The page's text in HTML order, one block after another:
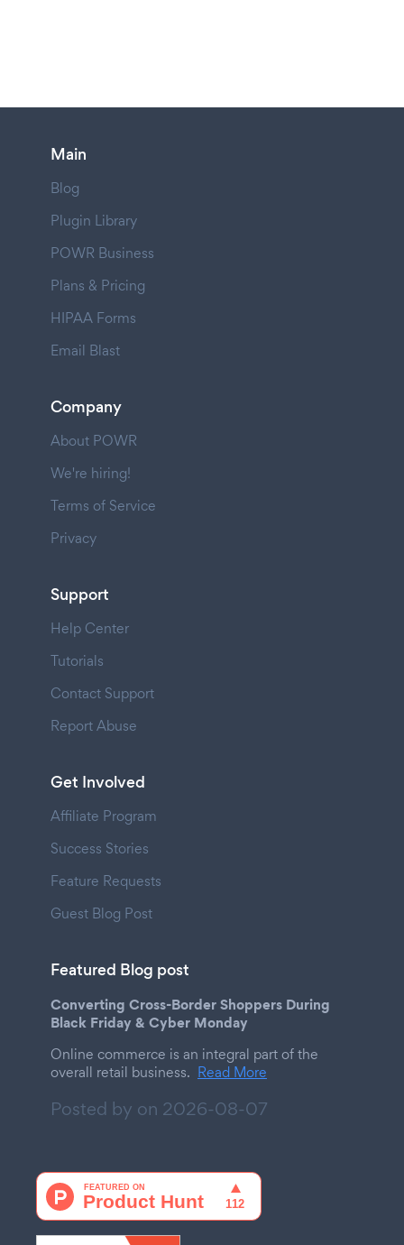
Main
Blog
Plugin Library
POWR Business
Plans & Pricing
HIPAA Forms
Email Blast
Company
About POWR
We're hiring!
Terms of Service
Privacy
Support
Help Center
Tutorials
Contact Support
Report Abuse
Get Involved
Affiliate Program
Success Stories
Feature Requests
Guest Blog Post
Featured Blog post
Converting Cross-Border Shoppers During
Black Friday & Cyber Monday
Online commerce is an integral part of the
overall retail business. Read More
Posted by on 2026-08-07